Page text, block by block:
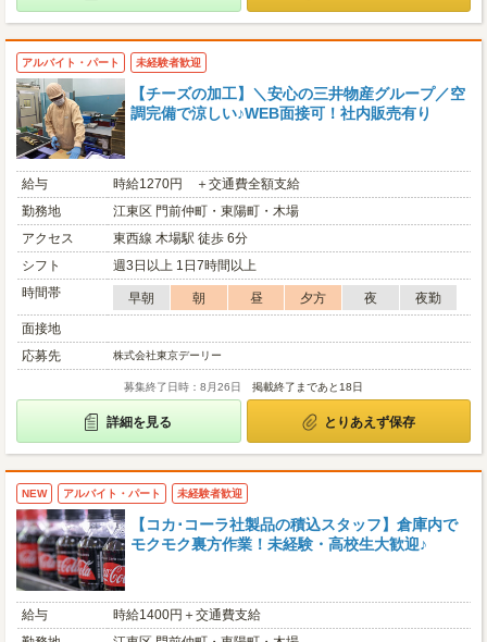
アルバイト・パート 未経験者歓迎
【チーズの加工】＼安心の三井物産グループ／空
調完備で涼しい♪WEB面接可！社内販売有り
給与
時給1270円 ＋交通費全額支給
勤務地
江東区 門前仲町・東陽町・木場
アクセス
東西線 木場駅 徒歩 6分
シフト
週3日以上 1日7時間以上
時間帯
早朝 朝 昼 夕方 夜
夜勤
面接地
応募先
株式会社東京デーリー
募集終了日時：8月26日 掲載終了まであと18日
詳細を見る とりあえず保存
NEW アルバイト・パート 未経験者歓迎
【コカ･コーラ社製品の積込スタッフ】倉庫内で
モクモク裏方作業！未経験・高校生大歓迎♪
給与
時給1400円＋交通費支給